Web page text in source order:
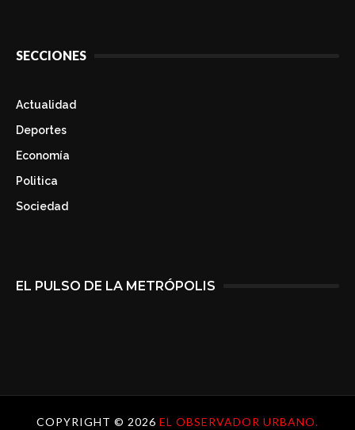
SECCIONES
Actualidad
Deportes
Economía
Politica
Sociedad
EL PULSO DE LA METRÓPOLIS
COPYRIGHT © 2026 EL OBSERVADOR URBANO.